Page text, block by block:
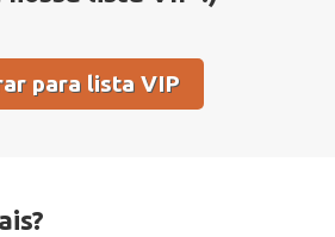
para lista VIP